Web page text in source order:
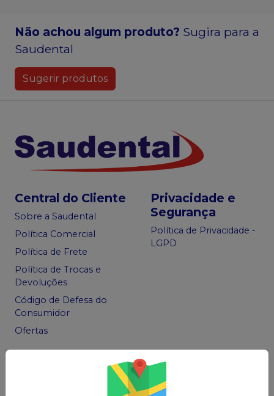
Não achou algum produto? Sugira para a
Saudental
Sugerir produtos
Central do Cliente
Sobre a Saudental
Política Comercial
Política de Frete
Política de Trocas e
Devoluções
Código de Defesa do
Consumidor
Ofertas
Privacidade e
Segurança
Política de Privacidade -
LGPD